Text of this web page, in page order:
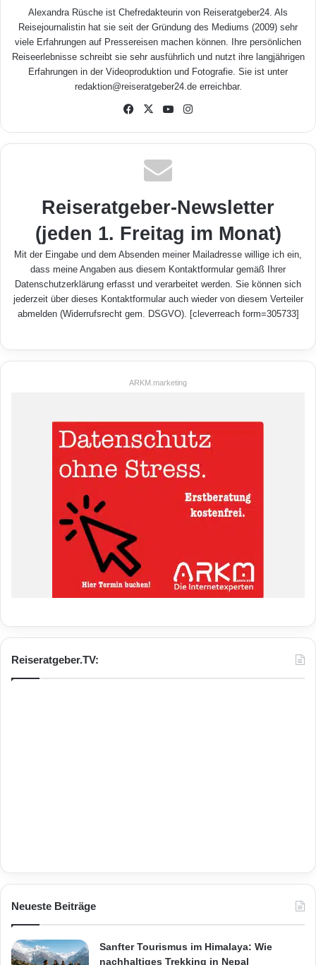
Alexandra Rüsche ist Chefredakteurin von Reiseratgeber24. Als
Reisejournalistin hat sie seit der Gründung des Mediums (2009) sehr
viele Erfahrungen auf Pressereisen machen können. Ihre persönlichen
Reiseerlebnisse schreibt sie sehr ausführlich und nutzt ihre langjährigen
Erfahrungen in der Videoproduktion und Fotografie. Sie ist unter
redaktion@reiseratgeber24.de erreichbar.
Fa
ook
X
Yo
be am
Reiseratgeber-Newsletter
(jeden 1. Freitag im Monat)
Mit der Eingabe und dem Absenden meiner Mailadresse willige ich ein,
dass meine Angaben aus diesem Kontaktformular gemäß Ihrer
Datenschutzerklärung erfasst und verarbeitet werden. Sie können sich
jederzeit über dieses Kontaktformular auch wieder von diesem Verteiler
abmelden (Widerrufsrecht gem. DSGVO). [cleverreach form=305733]
ARKM.marketing
Reiseratgeber.TV:
Neueste Beiträge
Sanfter Tourismus im Himalaya: Wie
nachhaltiges Trekking in Nepal